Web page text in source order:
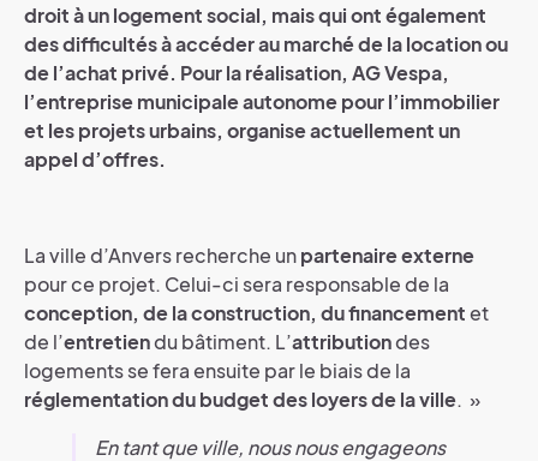
droit à un logement social, mais qui ont également
des difficultés à accéder au marché de la location ou
de l’achat privé. Pour la réalisation, AG Vespa,
l’entreprise municipale autonome pour l’immobilier
et les projets urbains, organise actuellement un
appel d’offres.
La ville d’Anvers recherche unpartenaire externe
pour ce projet. Celui-ci sera responsable de la
conception, de laconstruction, dufinancementet
de l’entretiendu bâtiment. L’attributiondes
logements se fera ensuite par le biais de la
réglementation du budget des loyers de la ville. »
En tant que ville, nous nous engageons